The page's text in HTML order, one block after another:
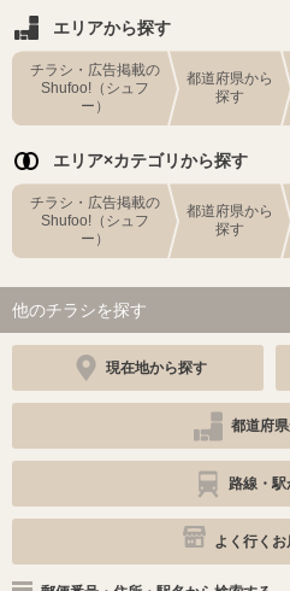
エリアから探す
チラシ・広告掲載の
Shufoo!（シュフ
ー）
都道府県から
探す
エリア×カテゴリから探す
チラシ・広告掲載の
Shufoo!（シュフ
ー）
都道府県から
探す
他のチラシを探す
現在地から探す
都道府
路線・
よく行く